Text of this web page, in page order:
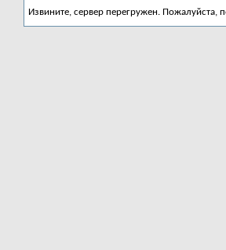
Извините, сервер перегружен. Пожалуйста,